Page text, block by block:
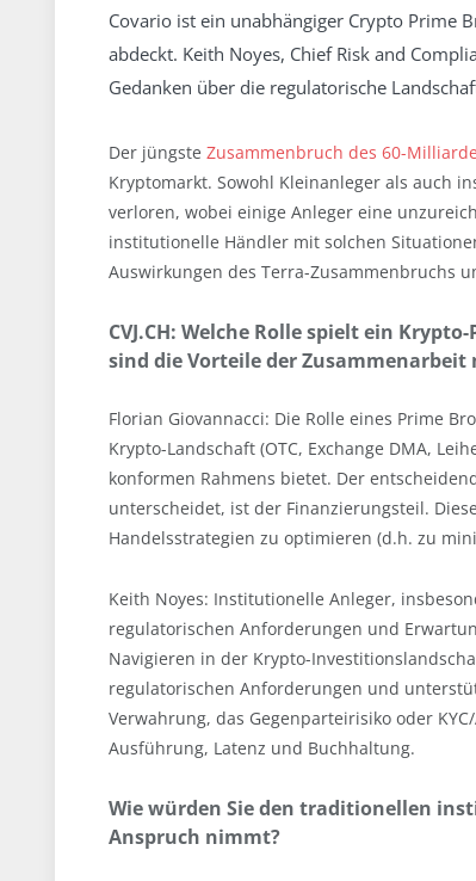
Covario ist ein unabhängiger Crypto Prime
abdeckt. Keith Noyes, Chief Risk and
Gedanken über die regulatorische
Der jüngste Zusammenbruch des 60-
Kryptomarkt. Sowohl Kleinanleger als auch
verloren, wobei einige Anleger eine
institutionelle Händler mit solchen
Auswirkungen des Terra-Zusammenbruchs
CVJ.CH: Welche Rolle spielt ein
sind die Vorteile der
Florian Giovannacci: Die Rolle eines Prime
Krypto-Landschaft (OTC, Exchange DMA,
konformen Rahmens bietet. Der
unterscheidet, ist der Finanzierungsteil.
Handelsstrategien zu optimieren (d.h. zu
Keith Noyes: Institutionelle Anleger,
regulatorischen Anforderungen und
Navigieren in der Krypto-
regulatorischen Anforderungen und
Verwahrung, das Gegenparteirisiko oder
Ausführung, Latenz und Buchhaltung.
Wie würden Sie den traditionellen
Anspruch nimmt?